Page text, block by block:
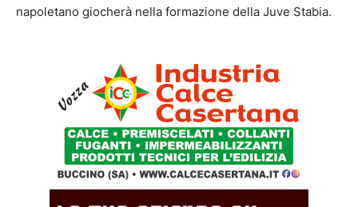
napoletano giocherà nella formazione della Juve Stabia.